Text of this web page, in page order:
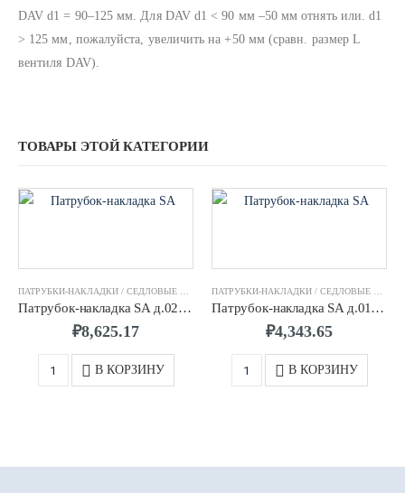
DAV d1 = 90–125 мм. Для DAV d1 < 90 мм –50 мм отнять или. d1
> 125 мм, пожалуйста, увеличить на +50 мм (сравн. размер L
вентиля DAV).
ТОВАРЫ ЭТОЙ КАТЕГОРИИ
,ФИТИНГИ ЭЛЕКТРОСВАРНЫЕ
Патрубок-накладка SA д.0200/0063 SDR11 ПЭ100 FRIALEN
₽8,625.17
В КОРЗИНУ
Патрубок-накладка SA д.0110/0063 SDR11 ПЭ100 FRIALEN
₽4,343.65
В КОРЗИНУ